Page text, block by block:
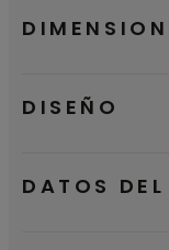
DISEÑO
DATOS